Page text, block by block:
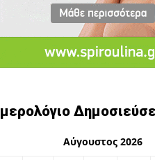
Αύγουστος 2026